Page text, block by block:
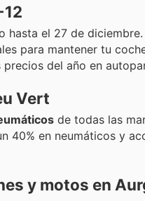
hasta el 27 de
para mantener tu
del año en
Vert
de todas las
40% en neumáticos y
y motos en